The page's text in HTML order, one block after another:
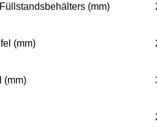
(mm)
(mm)
(mm)